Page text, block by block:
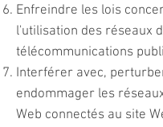
Enfreindre les lois
l'utilisation des réseaux
télécommunications
Interférer avec,
endommager les
Web connectés au site